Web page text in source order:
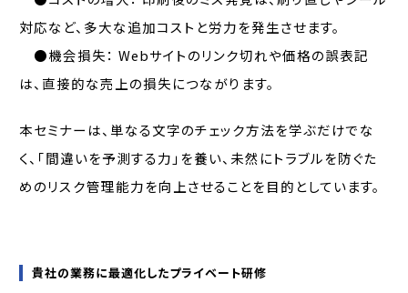
対応など、多大な追加コストと労力を発生させます。
●機会損失： Webサイトのリンク切れや価格の誤表記
は、直接的な売上の損失につながります。
本セミナーは、単なる文字のチェック方法を学ぶだけでな
く、「間違いを予測する力」を養い、未然にトラブルを防ぐた
めのリスク管理能力を向上させることを目的としています。
貴社の業務に最適化したプライベート研修